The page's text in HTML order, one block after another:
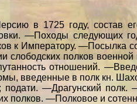
в 1725 году,
—Походы следующих
к Императору. —Посылка
слободских полков
отношений.
введенные в полк кн.
—Драгунский полк.
полков. —Полковое и